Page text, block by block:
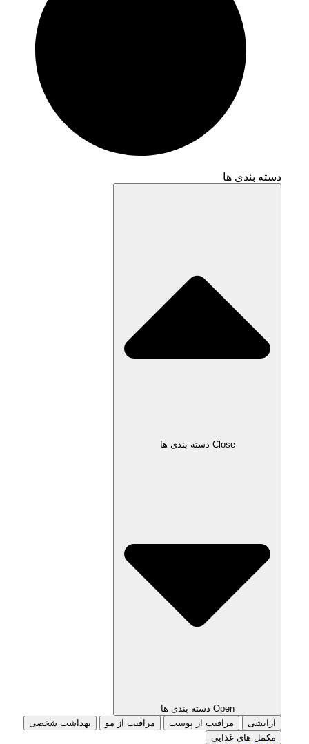
دسته بندی ها
Close دسته بندی ها
Open دسته بندی ها
آرایشی
مراقبت از پوست مراقبت از مو
بهداشت شخصی
مکمل های غذایی